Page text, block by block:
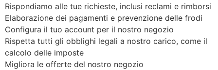
Rispondiamo alle tue richieste, inclusi reclami e rimborsi
Elaborazione dei pagamenti e prevenzione delle frodi
Configura il tuo account per il nostro negozio
Rispetta tutti gli obblighi legali a nostro carico, come il
calcolo delle imposte
Migliora le offerte del nostro negozio